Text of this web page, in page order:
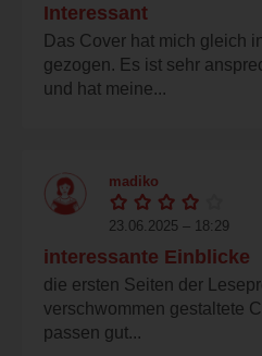
Interessant
Das Cover hat mich gleich
gezogen. Es ist sehr
und hat meine...
madiko
23.06.2025 – 18:29
interessante Einblicke
die ersten Seiten der
verschwommen gestaltete
passen gut...